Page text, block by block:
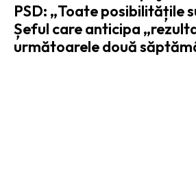
PSD: „Toate posibilitățile
Șeful care anticipa
următoarele două